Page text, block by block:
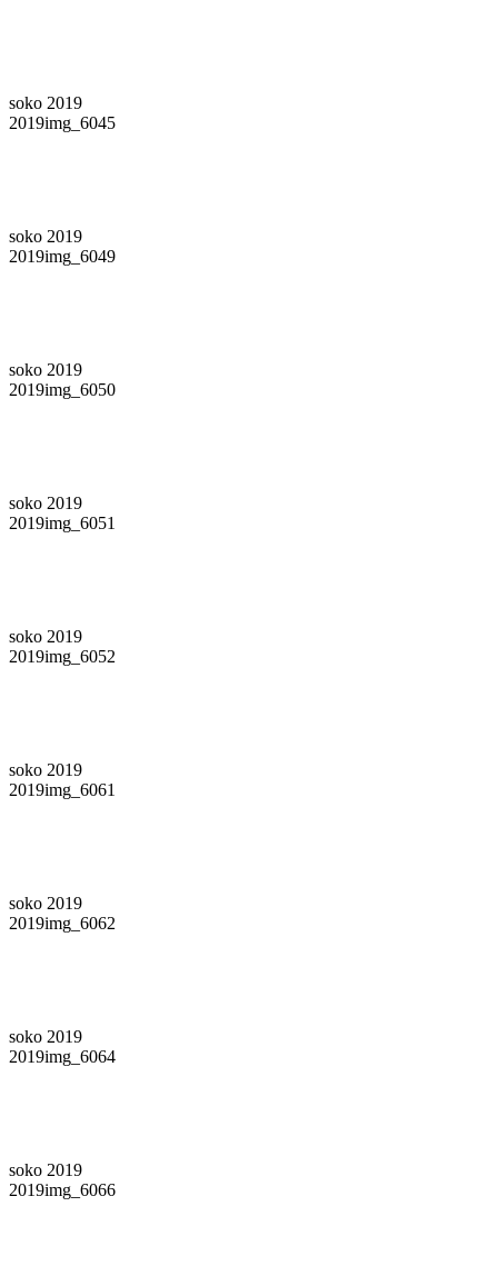
soko 2019
2019img_6045
soko 2019
2019img_6049
soko 2019
2019img_6050
soko 2019
2019img_6051
soko 2019
2019img_6052
soko 2019
2019img_6061
soko 2019
2019img_6062
soko 2019
2019img_6064
soko 2019
2019img_6066